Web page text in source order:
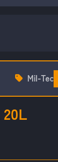
Mil-Tec